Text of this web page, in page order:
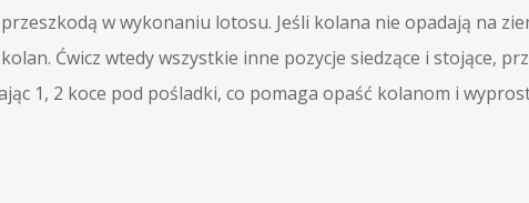
w wykonaniu lotosu. Jeśli kolana nie opadają na
Ćwicz wtedy wszystkie inne pozycje siedzące i stojące,
1, 2 koce pod pośladki, co pomaga opaść kolanom i